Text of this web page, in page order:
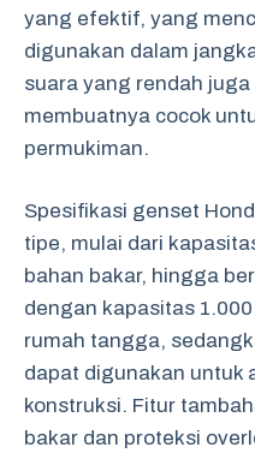
yang efektif, yang
digunakan dalam
suara yang rendah
membuatnya cocok
permukiman.
Spesifikasi genset
tipe, mulai dari
bahan bakar, hingga
dengan kapasitas
rumah tangga,
dapat digunakan untuk
konstruksi. Fitur
bakar dan proteksi